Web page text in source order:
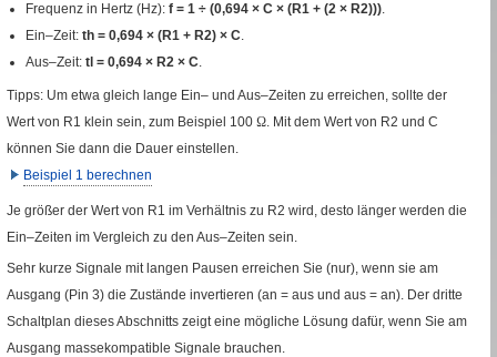
Frequenz in Hertz (Hz): f =1 ÷(0,694 × C × (R1+ (2 × R2))).
Ein–Zeit: th =0,694 × (R1+ R2) × C.
Aus–Zeit: tl =0,694 × R2× C.
Tipps: Um etwa gleich lange Ein– und Aus–Zeiten zu erreichen, sollte der
Wert von R1 klein sein, zum Beispiel 100 Ω . Mit dem Wert von R2 und C
können Sie dann die Dauer einstellen.
Beispiel 1 berechnen
Je größer der Wert von R1 im Verhältnis zu R2 wird, desto länger werden die
Ein–Zeiten im Vergleich zu den Aus–Zeiten sein.
Sehr kurze Signale mit langen Pausen erreichen Sie (nur), wenn sie am
Ausgang (Pin 3) die Zustände invertieren (an = aus und aus = an). Der dritte
Schaltplan dieses Abschnitts zeigt eine mögliche Lösung dafür, wenn Sie am
Ausgang massekompatible Signale brauchen.